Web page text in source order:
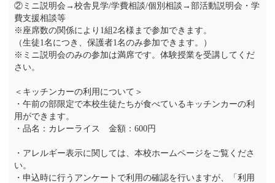
②ミニ説明会→校舎見学/学費相談/個別相談→部活動説明会・学
費支援相談等
※座席数の関係により1組2名様まで参加できます。
（生徒1名につき、保護者1名のみ参加できます。）
※ミニ説明会のみの参加は満席です。体験授業を受講してくだ
さい。
＜キッチンカーの利用について＞
・午前の部限定で本校生徒たちが食べているキッチンカーの利
用ができます。
・品名：カレーライス 金額：600円
・アレルギー表示に関しては、本校ホームページをご覧くださ
い。
・申込時に行うアンケートで利用の確認を行いますが、「利用